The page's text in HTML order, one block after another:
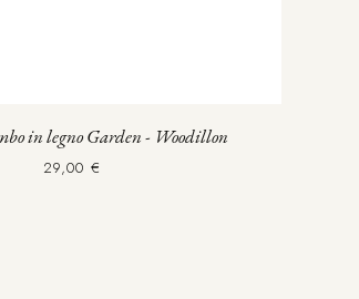
in legno Garden - Woodillon
29,00 €